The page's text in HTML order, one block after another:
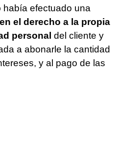
efectuado una
el derecho a la propia
personal del cliente y
a abonarle la cantidad
y al pago de las